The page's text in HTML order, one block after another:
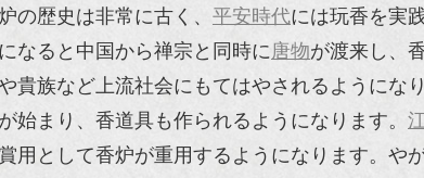
の歴史は非常に古く、 平安時代には玩香を実
なると中国から禅宗と同時に唐物が渡来し、
貴族など上流社会にもてはやされるようにな
始まり、香道具も作られるようになります。
用として香炉が重用するようになります。や